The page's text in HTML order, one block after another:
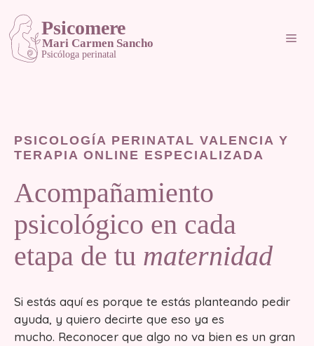
contenido
PSICOLOGÍA PERINATAL VALENCIA Y
TERAPIA ONLINE ESPECIALIZADA
Acompañamiento
psicológico en cada
etapa de tu maternidad
Si estás aquí es porque te estás planteando pedir
ayuda, y quiero decirte que eso ya es
mucho. Reconocer que algo no va bien es un gran